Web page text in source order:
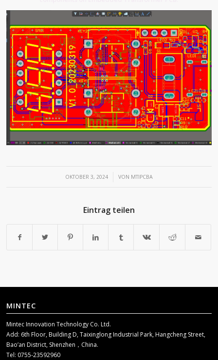
OKTOBER 3, 2024
/ VON MTIPCBA
Eintrag teilen
MINTEC
Mintec Innovation Technology Co. Ltd.
Add: 6th Floor, Building D, Taixinglong Industrial Park, Hangcheng Street,
Bao’an District, Shenzhen，China.
Tel: 0755-23592960